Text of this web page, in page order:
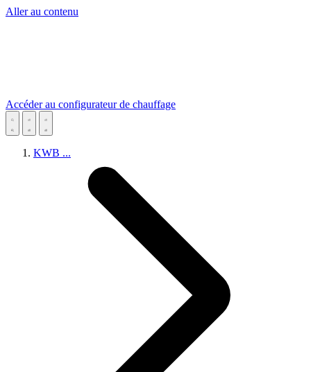
Aller au contenu
Accéder au configurateur de chauffage
KWB ...